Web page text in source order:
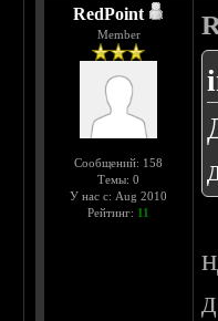
RedPoint
Member
Сообщений: 158
Темы: 0
У нас с: Aug 2010
Рейтинг: 11